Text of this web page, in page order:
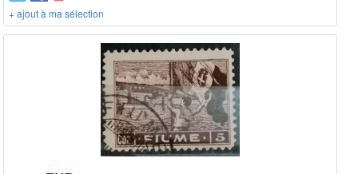
+ ajout à ma sélection